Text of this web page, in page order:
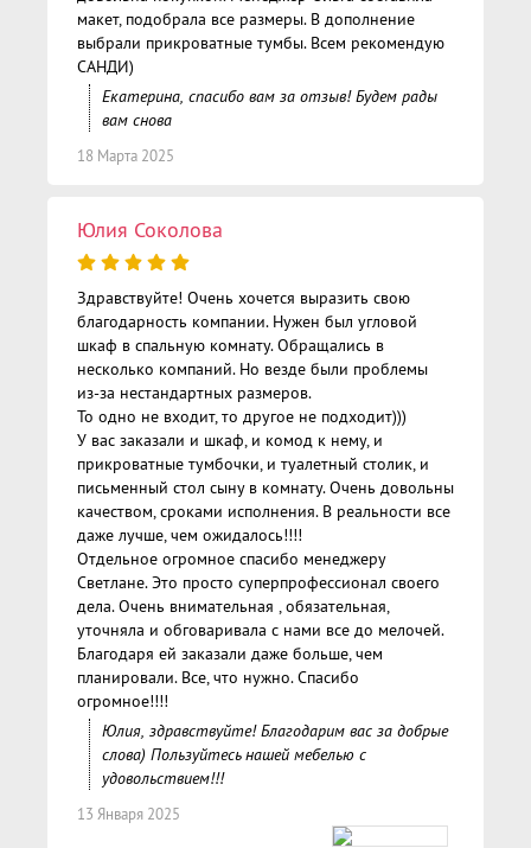
макет, подобрала все размеры. В дополнение
выбрали прикроватные тумбы. Всем рекомендую
САНДИ)
Екатерина, спасибо вам за отзыв! Будем рады
вам снова
18 Марта 2025
Юлия Соколова
Здравствуйте! Очень хочется выразить свою
благодарность компании. Нужен был угловой
шкаф в спальную комнату. Обращались в
несколько компаний. Но везде были проблемы
из-за нестандартных размеров.
То одно не входит, то другое не подходит)))
У вас заказали и шкаф, и комод к нему, и
прикроватные тумбочки, и туалетный столик, и
письменный стол сыну в комнату. Очень довольны
качеством, сроками исполнения. В реальности все
даже лучше, чем ожидалось!!!!
Отдельное огромное спасибо менеджеру
Светлане. Это просто суперпрофессионал своего
дела. Очень внимательная , обязательная,
уточняла и обговаривала с нами все до мелочей.
Благодаря ей заказали даже больше, чем
планировали. Все, что нужно. Спасибо
огромное!!!!
Юлия, здравствуйте! Благодарим вас за добрые
слова) Пользуйтесь нашей мебелью с
удовольствием!!!
13 Января 2025